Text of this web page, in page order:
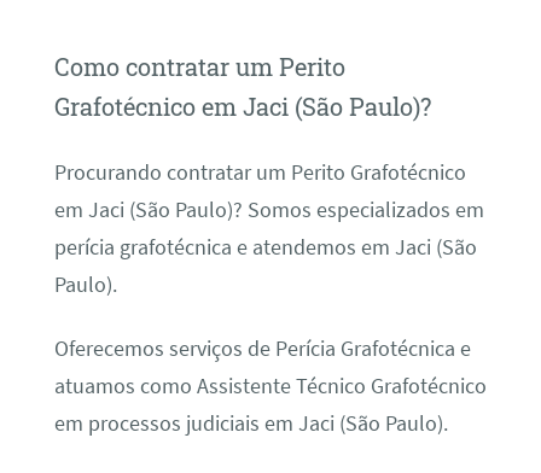
Como contratar um Perito
Grafotécnico em Jaci (São Paulo)?
Procurando contratar um Perito Grafotécnico
em Jaci (São Paulo)? Somos especializados em
perícia grafotécnica e atendemos em Jaci (São
Paulo).
Oferecemos serviços de Perícia Grafotécnica e
atuamos como Assistente Técnico Grafotécnico
em processos judiciais em Jaci (São Paulo).